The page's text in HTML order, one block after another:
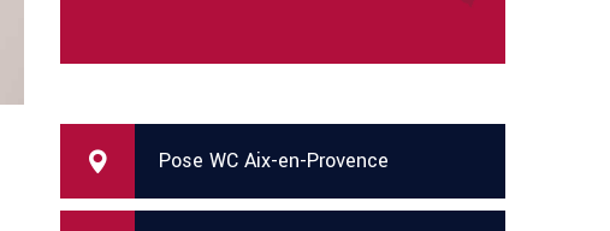
Pose WC Aix-en-Provence